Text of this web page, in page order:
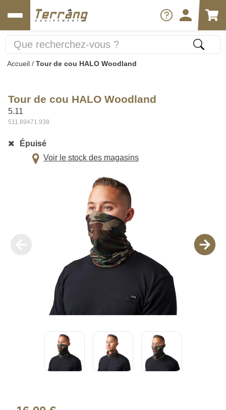
Accueil / Tour de cou HALO Woodland
Tour de cou HALO Woodland
5.11
511.89471.938
Épuisé
Voir le stock des magasins